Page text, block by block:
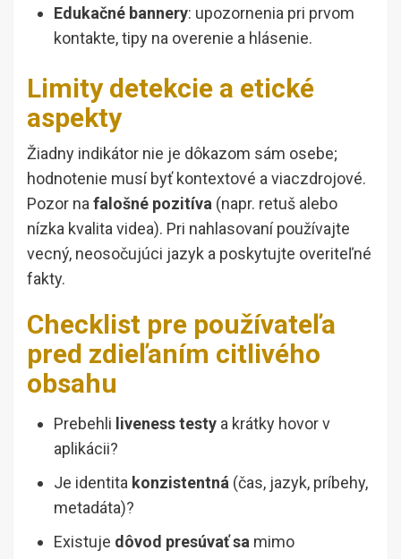
Edukačné bannery: upozornenia pri prvom
kontakte, tipy na overenie a hlásenie.
Limity detekcie a etické
aspekty
Žiadny indikátor nie je dôkazom sám osebe;
hodnotenie musí byť kontextové a viaczdrojové.
Pozor na falošné pozitíva (napr. retuš alebo
nízka kvalita videa). Pri nahlasovaní používajte
vecný, neosočujúci jazyk a poskytujte overiteľné
fakty.
Checklist pre používateľa
pred zdieľaním citlivého
obsahu
Prebehli liveness testy a krátky hovor v
aplikácii?
Je identita konzistentná (čas, jazyk, príbehy,
metadáta)?
Existuje dôvod presúvať sa mimo